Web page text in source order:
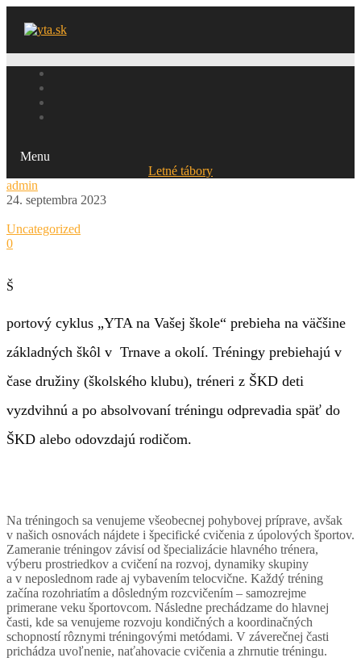
Menu
Letné tábory
admin
24. septembra 2023
Uncategorized
0
Š
portový cyklus „YTA na Vašej škole“ prebieha na väčšine
základných škôl v Trnave a okolí. Tréningy prebiehajú v
čase družiny (školského klubu), tréneri z ŠKD deti
vyzdvihnú a po absolvovaní tréningu odprevadia späť do
ŠKD alebo odovzdajú rodičom.
Na tréningoch sa venujeme všeobecnej pohybovej príprave, avšak
v našich osnovách nájdete i špecifické cvičenia z úpolových športov.
Zameranie tréningov závisí od špecializácie hlavného trénera,
výberu prostriedkov a cvičení na rozvoj, dynamiky skupiny
a v neposlednom rade aj vybavením telocvične. Každý tréning
začína rozohriatím a dôsledným rozcvičením – samozrejme
primerane veku športovcom. Následne prechádzame do hlavnej
časti, kde sa venujeme rozvoju kondičných a koordinačných
schopností rôznymi tréningovými metódami. V záverečnej časti
prichádza uvoľnenie, naťahovacie cvičenia a zhrnutie tréningu.